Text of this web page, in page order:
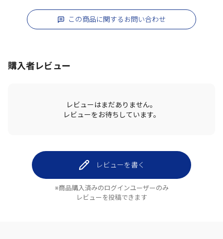
この商品に関するお問い合わせ
購入者レビュー
レビューはまだありません。
レビューをお待ちしています。
レビューを書く
※商品購入済みのログインユーザーのみ
レビューを投稿できます